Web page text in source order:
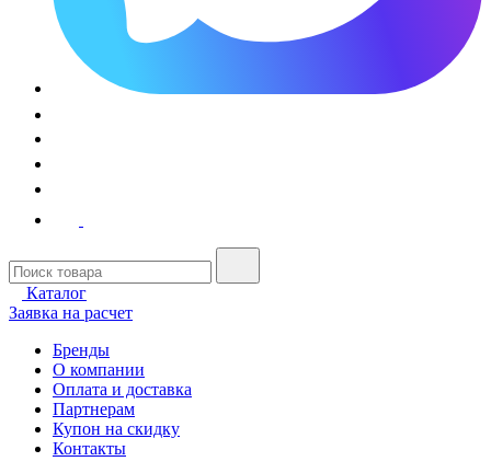
Каталог
Заявка на расчет
Бренды
О компании
Оплата и доставка
Партнерам
Купон на скидку
Контакты